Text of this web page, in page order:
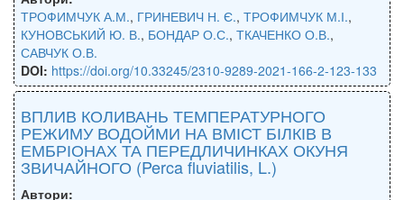
ТРОФИМЧУК А.М., ГРИНЕВИЧ Н. Є., ТРОФИМЧУК М.І.,
КУНОВСЬКИЙ Ю. В., БОНДАР О.С., ТКАЧЕНКО О.В.,
САВЧУК О.В.
DOI: https://doi.org/10.33245/2310-9289-2021-166-2-123-133
ВПЛИВ КОЛИВАНЬ ТЕМПЕРАТУРНОГО
РЕЖИМУ ВОДОЙМИ НА ВМІСТ БІЛКІВ В
ЕМБРІОНАХ ТА ПЕРЕДЛИЧИНКАХ ОКУНЯ
ЗВИЧАЙНОГО (Perca fluviatilis, L.)
Автори: